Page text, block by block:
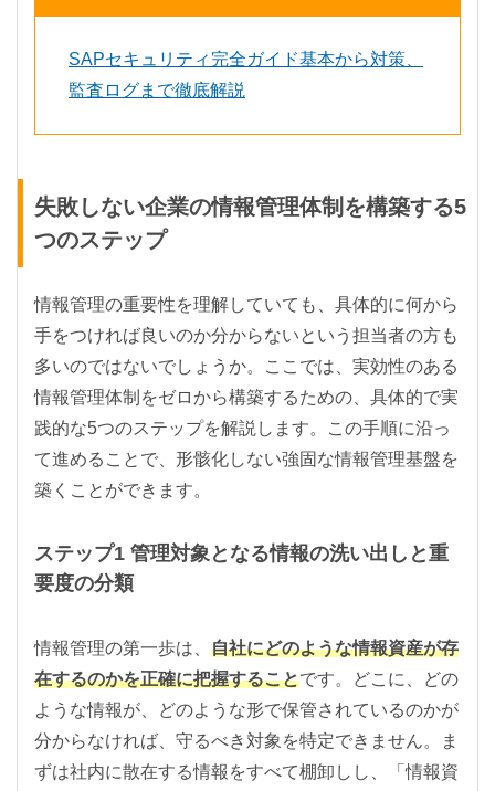
SAPセキュリティ完全ガイド基本から対策、
監査ログまで徹底解説
失敗しない企業の情報管理体制を構築する5
つのステップ
情報管理の重要性を理解していても、具体的に何から
手をつければ良いのか分からないという担当者の方も
多いのではないでしょうか。ここでは、実効性のある
情報管理体制をゼロから構築するための、具体的で実
践的な5つのステップを解説します。この手順に沿っ
て進めることで、形骸化しない強固な情報管理基盤を
築くことができます。
ステップ1 管理対象となる情報の洗い出しと重
要度の分類
情報管理の第一歩は、 自社にどのような情報資産が存
在するのかを正確に把握することです。どこに、どの
ような情報が、どのような形で保管されているのかが
分からなければ、守るべき対象を特定できません。ま
ずは社内に散在する情報をすべて棚卸しし、「情報資